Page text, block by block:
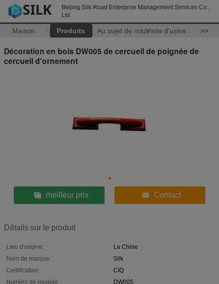
Beijing Silk Road Enterprise Management Services Co.,
Ltd.
Maison Produits Au sujet de nousVisite d'usine >>
Décoration en bois DW005 de cercueil de poignée de
cercueil d'ornement
meilleur prix Contact
Détails sur le produit
Lieu d'origine:
La Chine
Nom de marque:
Silk
Certification:
CIQ
Numéro de modèle:
DW005